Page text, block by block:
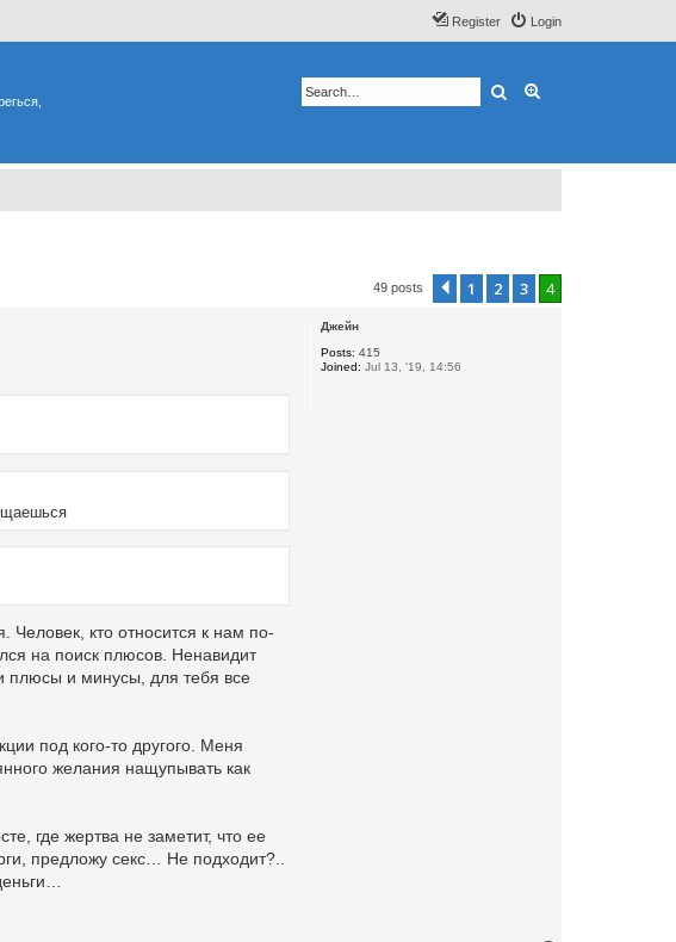
Login
Register
Search
49 posts Previous
1 2 3 4
Джейн
Posts: 415
Joined: Jul 13, '19, 14:56
Человек, кто относится к нам по-
на поиск плюсов. Ненавидит
плюсы и минусы, для тебя все
под кого-то другого. Меня
желания нащупывать как
где жертва не заметит, что ее
предложу секс… Не подходит?..